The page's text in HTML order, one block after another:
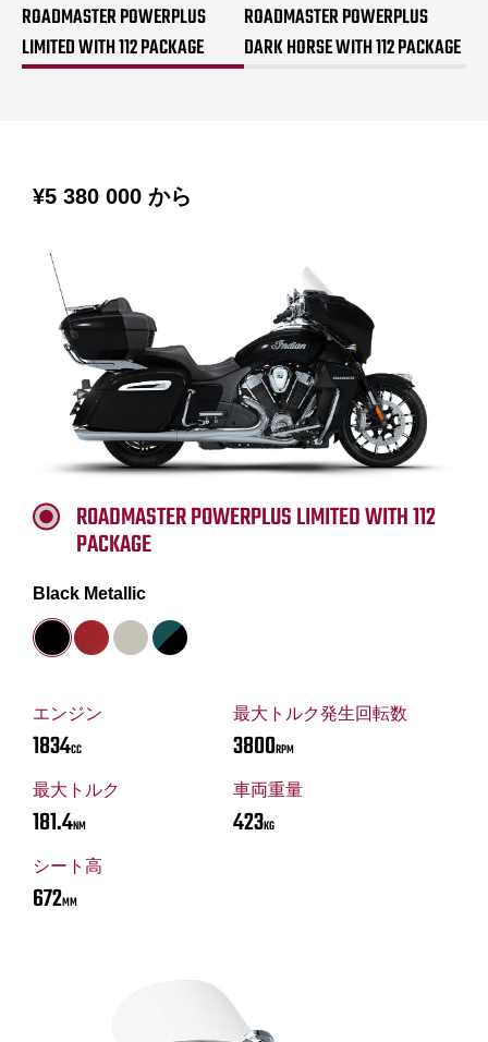
ROADMASTER POWERPLUS
LIMITED WITH 112 PACKAGE
ROADMASTER POWERPLUS
DARK HORSE WITH 112 PACKAGE
から
¥5 380 000
エンジン
1834CC
最大トルク発生回転数
3800RPM
最大トルク
181.4NM
車両重量
423KG
シート高
672MM
ROADMASTER POWERPLUS LIMITED WITH 112
PACKAGE
Black Metallic